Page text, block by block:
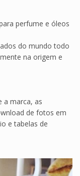
perfume e óleos
do mundo todo
na origem e
a marca, as
de fotos em
e tabelas de